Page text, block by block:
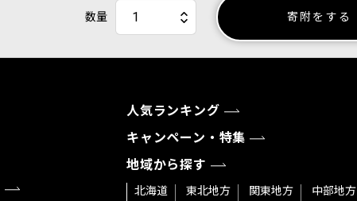
数量 寄附をする
人気ランキング
キャンペーン・特集
地域から探す
北海道 東北地方 関東地方
中部地方